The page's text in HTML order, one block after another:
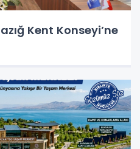
Kent Konseyi’ne